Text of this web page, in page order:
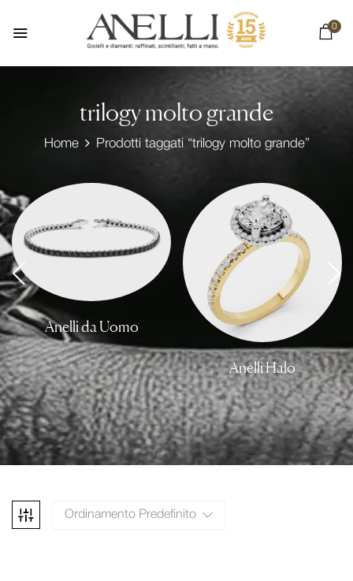
0
trilogy molto grande
Home Prodotti taggati “trilogy molto grande”
Anelli da Uomo
Anelli Halo
Ordinamento Predefinito